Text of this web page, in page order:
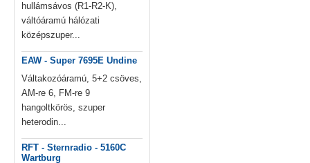
hullámsávos (R1-R2-K),
váltóáramú hálózati
középszuper...
EAW - Super 7695E Undine
Váltakozóáramú, 5+2 csöves,
AM-re 6, FM-re 9
hangoltkörös, szuper
heterodin...
RFT - Sternradio - 5160C
Wartburg